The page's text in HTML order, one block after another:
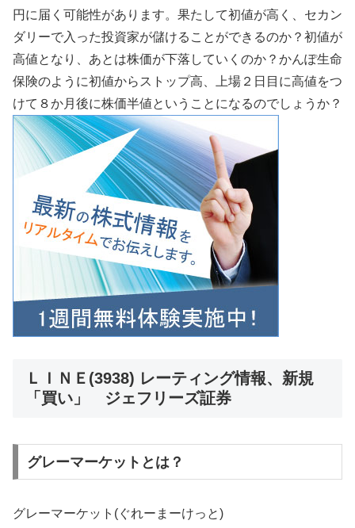
円に届く可能性があります。果たして初値が高く、セカン
ダリーで入った投資家が儲けることができるのか？初値が
高値となり、あとは株価が下落していくのか？かんぽ生命
保険のように初値からストップ高、上場２日目に高値をつ
けて８か月後に株価半値ということになるのでしょうか？
ＬＩＮＥ(3938) レーティング情報、新規
「買い」 ジェフリーズ証券
グレーマーケットとは？
グレーマーケット(ぐれーまーけっと)